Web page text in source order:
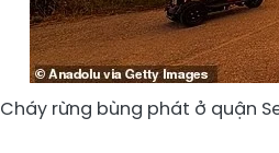
Cháy rừng bùng phát ở quận